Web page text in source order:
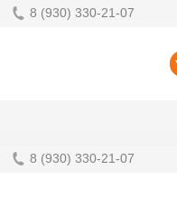
8 (930) 330-21-07
8 (930) 330-21-07